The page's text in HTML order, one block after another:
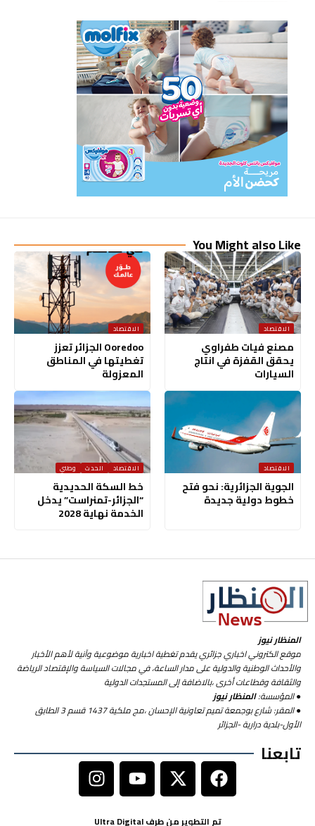
You Might also Like
الاقتصاد
مصنع فيات طفراوي
يحقق القفزة في انتاج
السيارات
الاقتصاد
Ooredoo الجزائر تعزز
تغطيتها في المناطق
المعزولة
الاقتصاد
الجوية الجزائرية: نحو فتح
خطوط دولية جديدة
الاقتصاد الحدث وطني
خط السكة الحديدية
“الجزائر-تمنراست” يدخل
الخدمة نهاية 2028
المنظار نيوز
موقع الكتروني اخباري جزائري يقدم تغطية اخبارية موضوعية وآنية لأهم الأخبار
والأحداث الوطنية والدولية على مدار الساعة، في مجالات السياسة والإقتصاد الرياضة
والثقافة وقطاعات أخرى ،بالاضافة إلى المستجدات الدولية
● المؤسسة:المنظار نيوز
● المقر: شارع بوجمعة تميم تعاونية الإحسان ،مج ملكية 1437 قسم 3 الطابق
الأول-بلدية درارية -الجزائر
تابعنا
تم التطوير من طرف Ultra Digital